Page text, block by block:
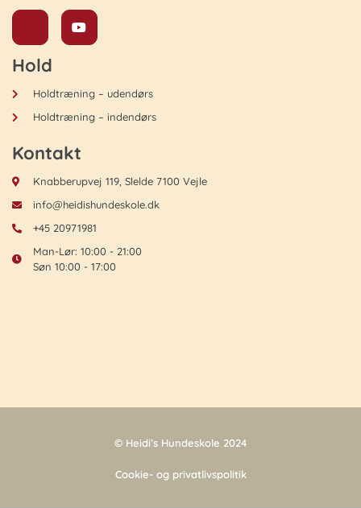
Hold
Holdtræning – udendørs
Holdtræning – indendørs
Kontakt
Knabberupvej 119, Slelde 7100 Vejle
info@heidishundeskole.dk
+45 20971981
Man-Lør: 10:00 - 21:00
Søn 10:00 - 17:00
© Heidi’s Hundeskole 2024
Cookie- og privatlivspolitik